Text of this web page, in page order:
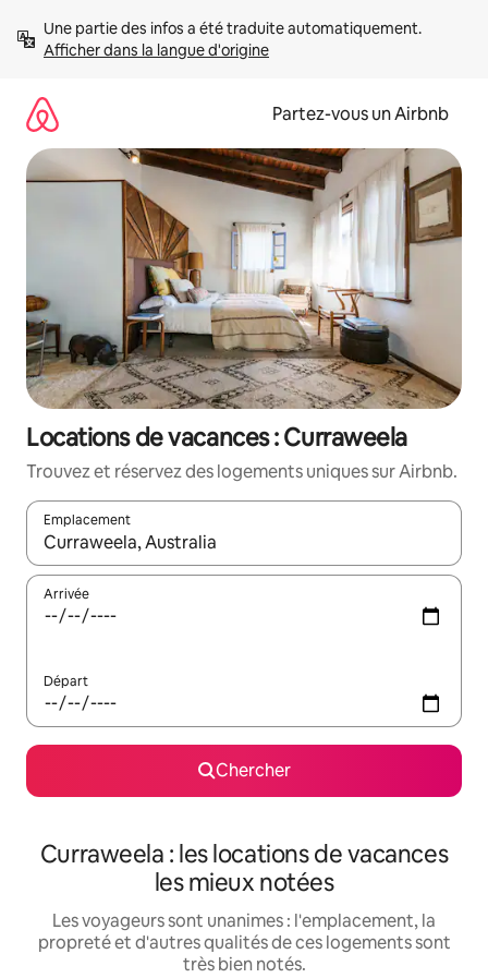
directement
Afficher dans la langue d'origine
Partez-vous un Airbnb
Locations de vacances : Curraweela
Trouvez et réservez des logements uniques sur Airbnb.
Emplacement
Quand les résultats sont affichés, parcourez-les en utilisant
Arrivée
Départ
Chercher
Curraweela : les locations de vacances
les mieux notées
Les voyageurs sont unanimes : l'emplacement, la
propreté et d'autres qualités de ces logements sont
très bien notés.